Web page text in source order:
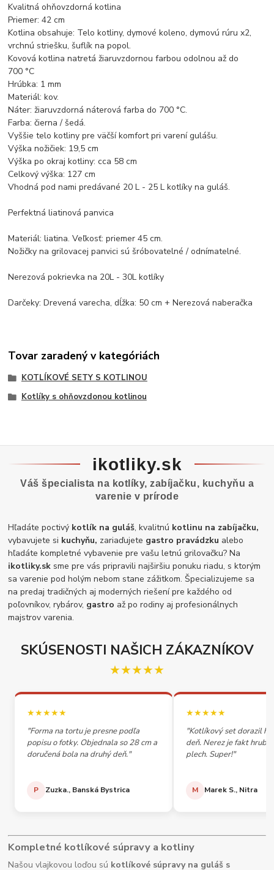
Kvalitná ohňovzdorná kotlina
Priemer: 42 cm
Kotlina obsahuje: Telo kotliny, dymové koleno, dymovú rúru x2,
vrchnú striešku, šuflík na popol.
Kovová kotlina natretá žiaruvzdornou farbou odolnou až do
700 °C
Hrúbka: 1 mm
Materiál: kov.
Náter: žiaruvzdorná náterová farba do 700 °C.
Farba: čierna / šedá.
Vyššie telo kotliny pre väčší komfort pri varení gulášu.
Výška nožičiek: 19,5 cm
Výška po okraj kotliny: cca 58 cm
Celkový výška: 127 cm
Vhodná pod nami predávané 20 L - 25 L kotlíky na guláš.
Perfektná liatinová panvica
Materiál: liatina. Veľkosť: priemer 45 cm.
Nožičky na grilovacej panvici sú šróbovatelné / odnímatelné.
Nerezová pokrievka na 20L - 30L kotlíky
Darčeky: Drevená varecha, dĺžka: 50 cm + Nerezová naberačka
Tovar zaradený v kategóriách
KOTLÍKOVÉ SETY S KOTLINOU
Kotlíky s ohňovzdonou kotlinou
ikotliky.sk
Váš špecialista na kotlíky, zabíjačku, kuchyňu a
varenie v prírode
Hľadáte poctivý kotlík na guláš, kvalitnú kotlinu na zabíjačku,
vybavujete si kuchyňu, zariaďujete gastro pravádzku alebo
hľadáte kompletné vybavenie pre vašu letnú grilovačku? Na
ikotliky.sk sme pre vás pripravili najširšiu ponuku riadu, s ktorým
sa varenie pod holým nebom stane zážitkom. Špecializujeme sa
na predaj tradičných aj moderných riešení pre každého od
poľovníkov, rybárov, gastro až po rodiny aj profesionálnych
majstrov varenia.
SKÚSENOSTI NAŠICH ZÁKAZNÍKOV
★★★★★
★★★★★
"Forma na tortu je presne podľa
popisu o fotky. Objednala so 28 cm a
doručená bola na druhý deň."
P Zuzka., Banská Bystrica
★★★★★
"Kotlíkový set dorazil
deň. Nerez je fakt
plech. Super!"
M Marek S., Nitra
Kompletné kotlíkové súpravy a kotliny
Našou vlajkovou loďou sú kotlíkové súpravy na guláš s